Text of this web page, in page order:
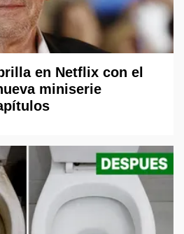
en Netflix con el
miniserie